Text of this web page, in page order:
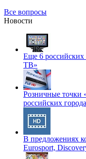
Все вопросы
Новости
Еще 6
ТВ»
Розничные точки
российских
В предложениях
Eurosport,